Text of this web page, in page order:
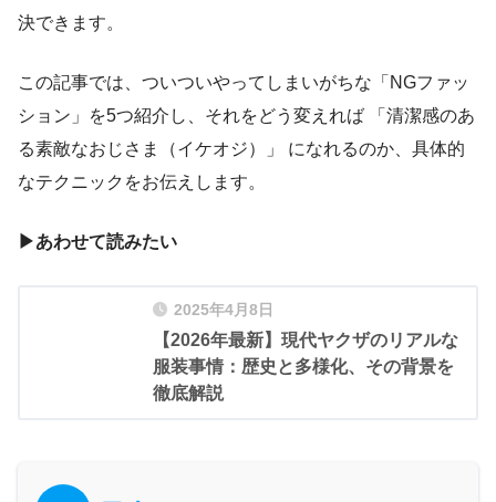
決できます。
この記事では、ついついやってしまいがちな「NGファッ
ション」を5つ紹介し、それをどう変えれば 「清潔感のあ
る素敵なおじさま（イケオジ）」 になれるのか、具体的
なテクニックをお伝えします。
▶︎あわせて読みたい
2025年4月8日
【2026年最新】現代ヤクザのリアルな
服装事情：歴史と多様化、その背景を
徹底解説